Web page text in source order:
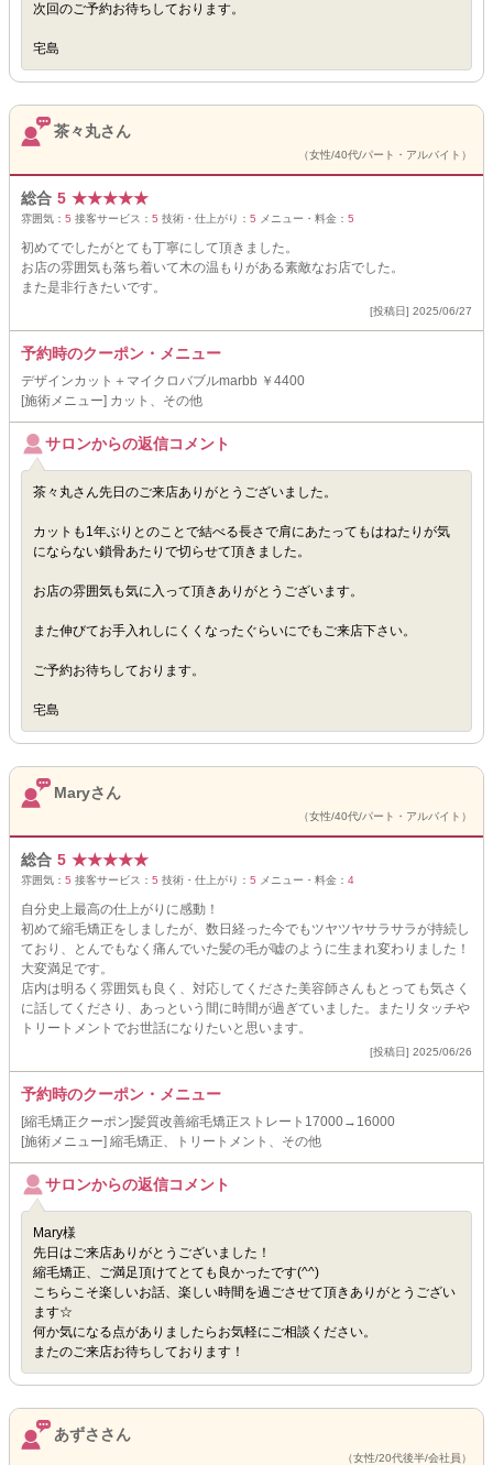
次回のご予約お待ちしております。
宅島
茶々丸さん
（女性/40代/パート・アルバイト）
総合 5 ★★★★★
雰囲気： 5 接客サービス： 5 技術・仕上がり： 5 メニュー・料金： 5
初めてでしたがとても丁寧にして頂きました。
お店の雰囲気も落ち着いて木の温もりがある素敵なお店でした。
また是非行きたいです。
[投稿日] 2025/06/27
予約時のクーポン・メニュー
デザインカット＋マイクロバブルmarbb ￥4400
[施術メニュー] カット、その他
サロンからの返信コメント
茶々丸さん先日のご来店ありがとうございました。
カットも1年ぶりとのことで結べる長さで肩にあたってもはねたりが気
にならない鎖骨あたりで切らせて頂きました。
お店の雰囲気も気に入って頂きありがとうございます。
また伸びてお手入れしにくくなったぐらいにでもご来店下さい。
ご予約お待ちしております。
宅島
Maryさん
（女性/40代/パート・アルバイト）
総合 5 ★★★★★
雰囲気： 5 接客サービス： 5 技術・仕上がり： 5 メニュー・料金： 4
自分史上最高の仕上がりに感動！
初めて縮毛矯正をしましたが、数日経った今でもツヤツヤサラサラが持続し
ており、とんでもなく痛んでいた髪の毛が嘘のように生まれ変わりました！
大変満足です。
店内は明るく雰囲気も良く、対応してくださた美容師さんもとっても気さく
に話してくださり、あっという間に時間が過ぎていました。またリタッチや
トリートメントでお世話になりたいと思います。
[投稿日] 2025/06/26
予約時のクーポン・メニュー
[縮毛矯正クーポン]髪質改善縮毛矯正ストレート17000→16000
[施術メニュー] 縮毛矯正、トリートメント、その他
サロンからの返信コメント
Mary様
先日はご来店ありがとうございました！
縮毛矯正、ご満足頂けてとても良かったです(^^)
こちらこそ楽しいお話、楽しい時間を過ごさせて頂きありがとうござい
ます☆
何か気になる点がありましたらお気軽にご相談ください。
またのご来店お待ちしております！
あずささん
（女性/20代後半/会社員）